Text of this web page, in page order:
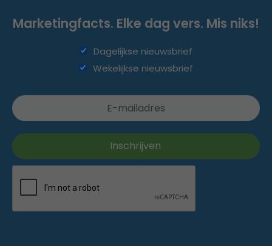
Marketingfacts. Elke dag vers. Mis niks!
Dagelijkse nieuwsbrief
Wekelijkse nieuwsbrief